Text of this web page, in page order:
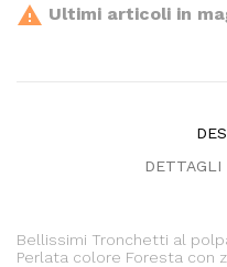
 Ultimi articoli in
DETTAGLI
Bellissimi Tronchetti al
Perlata colore Foresta con